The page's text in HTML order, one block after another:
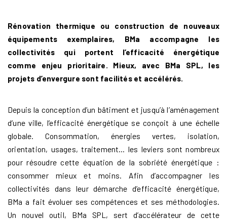
Rénovation thermique ou construction de nouveaux
équipements exemplaires, BMa accompagne les
collectivités qui portent l’efficacité énergétique
comme enjeu prioritaire. Mieux, avec BMa SPL, les
projets d’envergure sont facilités et accélérés.
Depuis la conception d’un bâtiment et jusqu’à l’aménagement
d’une ville, l’efficacité énergétique se conçoit à une échelle
globale. Consommation, énergies vertes, isolation,
orientation, usages, traitement… les leviers sont nombreux
pour résoudre cette équation de la sobriété énergétique :
consommer mieux et moins. Afin d’accompagner les
collectivités dans leur démarche d’efficacité énergétique,
BMa a fait évoluer ses compétences et ses méthodologies.
Un nouvel outil, BMa SPL, sert d’accélérateur de cette